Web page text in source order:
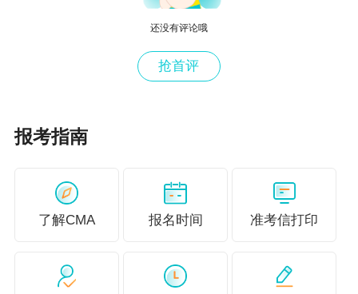
还没有评论哦
抢首评
报考指南
了解CMA 报名时间 准考信打印